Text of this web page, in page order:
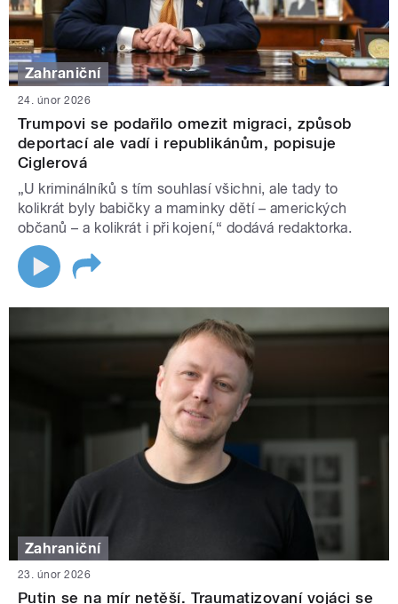
Zahraniční
24. únor 2026
Trumpovi se podařilo omezit migraci, způsob
deportací ale vadí i republikánům, popisuje
Ciglerová
„U kriminálníků s tím souhlasí všichni, ale tady to
kolikrát byly babičky a maminky dětí – amerických
občanů – a kolikrát i při kojení,“ dodává redaktorka.
Zahraniční
23. únor 2026
Putin se na mír netěší. Traumatizovaní vojáci se